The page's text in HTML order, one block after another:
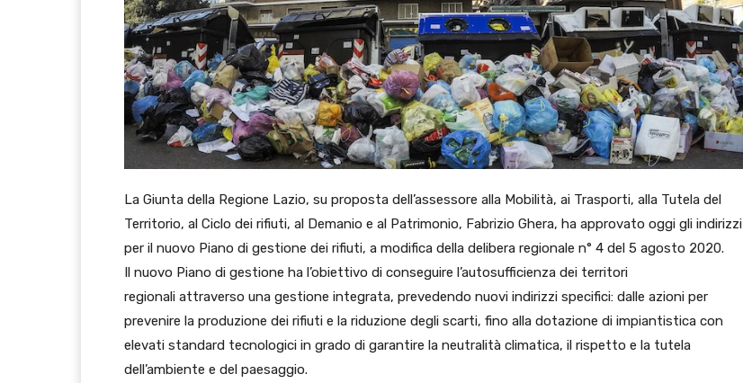
La Giunta della Regione Lazio, su proposta dell’assessore alla Mobilità, ai Trasporti, alla Tutela del
Territorio, al Ciclo dei rifiuti, al Demanio e al Patrimonio, Fabrizio Ghera, ha approvato oggi gli indirizzi
per il nuovo Piano di gestione dei rifiuti, a modifica della delibera regionale n° 4 del 5 agosto 2020.
Il nuovo Piano di gestione ha l’obiettivo di conseguire l’autosufficienza dei territori
regionali attraverso una gestione integrata, prevedendo nuovi indirizzi specifici: dalle azioni per
prevenire la produzione dei rifiuti e la riduzione degli scarti, fino alla dotazione di impiantistica con
elevati standard tecnologici in grado di garantire la neutralità climatica, il rispetto e la tutela
dell’ambiente e del paesaggio.